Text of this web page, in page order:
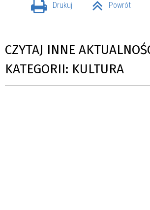
Drukuj Powrót
CZYTAJ INNE
KATEGORII: KULTURA